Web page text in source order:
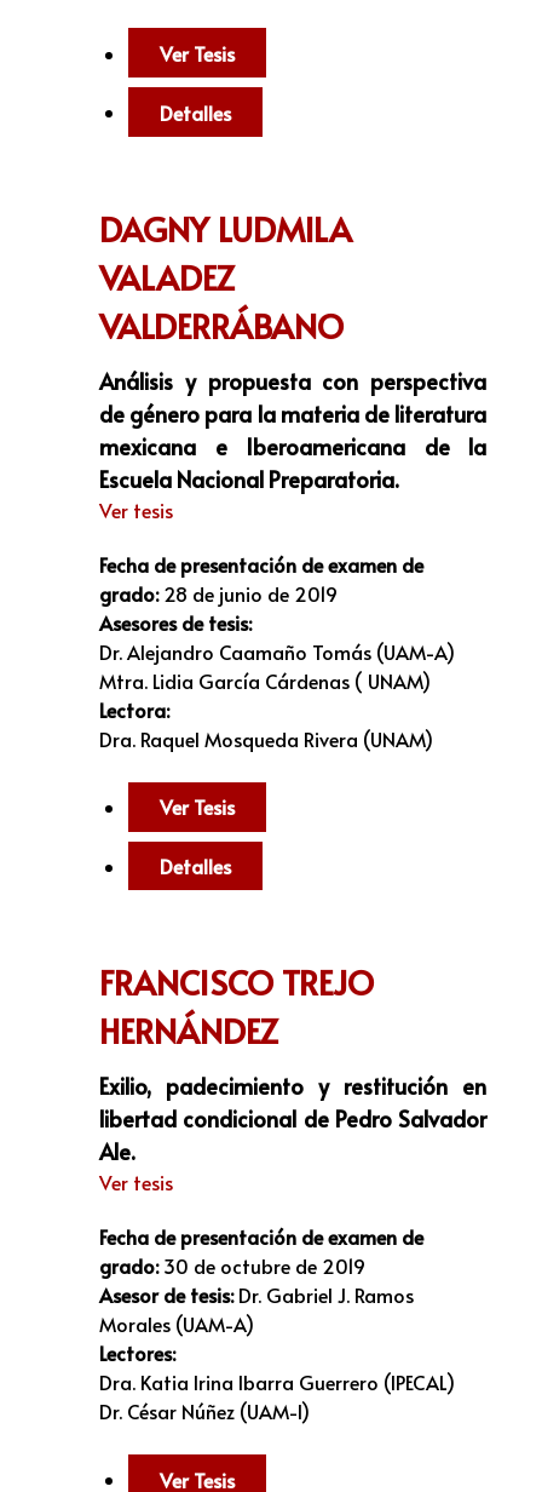
Ver Tesis
Detalles
DAGNY LUDMILA
VALADEZ
VALDERRÁBANO
Análisis y propuesta con perspectiva
de género para la materia de literatura
mexicana e Iberoamericana de la
Escuela Nacional Preparatoria.
Ver tesis
Fecha de presentación de examen de
grado:28 de junio de 2019
Asesores de tesis:
Dr.Alejandro Caamaño Tomás (UAM-A)
Mtra. Lidia García Cárdenas ( UNAM)
Lectora:
Dra. Raquel Mosqueda Rivera (UNAM)
Ver Tesis
Detalles
FRANCISCO TREJO
HERNÁNDEZ
Exilio, padecimiento y restitución en
libertad condicional de Pedro Salvador
Ale.
Ver tesis
Fecha de presentación de examen de
grado:30 de octubre de 2019
Asesor de tesis:Dr. Gabriel J. Ramos
Morales (UAM-A)
Lectores:
Dra. Katia Irina Ibarra Guerrero (IPECAL)
Dr. César Núñez (UAM-I)
Ver Tesis